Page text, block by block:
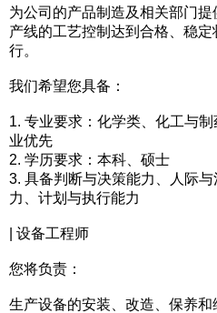
为公司的产品制造及相关部门
产线的工艺控制达到合格、稳
行。
我们希望您具备：
1. 专业要求：化学类、化工与
业优先
2. 学历要求：本科、硕士
3. 具备判断与决策能力、人际
力、计划与执行能力
| 设备工程师
您将负责：
生产设备的安装、改造、保养